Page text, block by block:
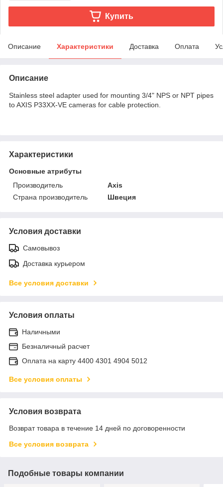
Купить
Описание Характеристики Доставка Оплата
Описание
Stainless steel adapter used for mounting 3/4" NPS or NPT pipes
to AXIS P33XX-VE cameras for cable protection.
Характеристики
Основные атрибуты
Производитель
Axis
Страна производитель
Швеция
Условия доставки
Самовывоз
Доставка курьером
Все условия доставки
Условия оплаты
Наличными
Безналичный расчет
Оплата на карту 4400 4301 4904 5012
Все условия оплаты
Условия возврата
Возврат товара в течение 14 дней по договоренности
Все условия возврата
Подобные товары компании